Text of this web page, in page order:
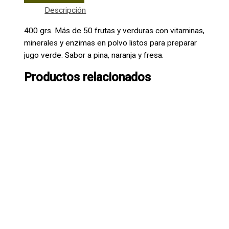
Descripción
400 grs. Más de 50 frutas y verduras con vitaminas,
minerales y enzimas en polvo listos para preparar
jugo verde. Sabor a pina, naranja y fresa.
Productos relacionados